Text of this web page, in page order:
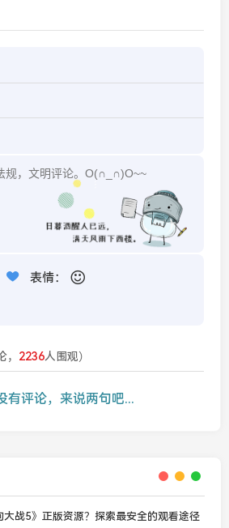
表情：
， 2236人围观）
有评论，来说两句吧...
大战5》正版资源？探索最安全的观看途径